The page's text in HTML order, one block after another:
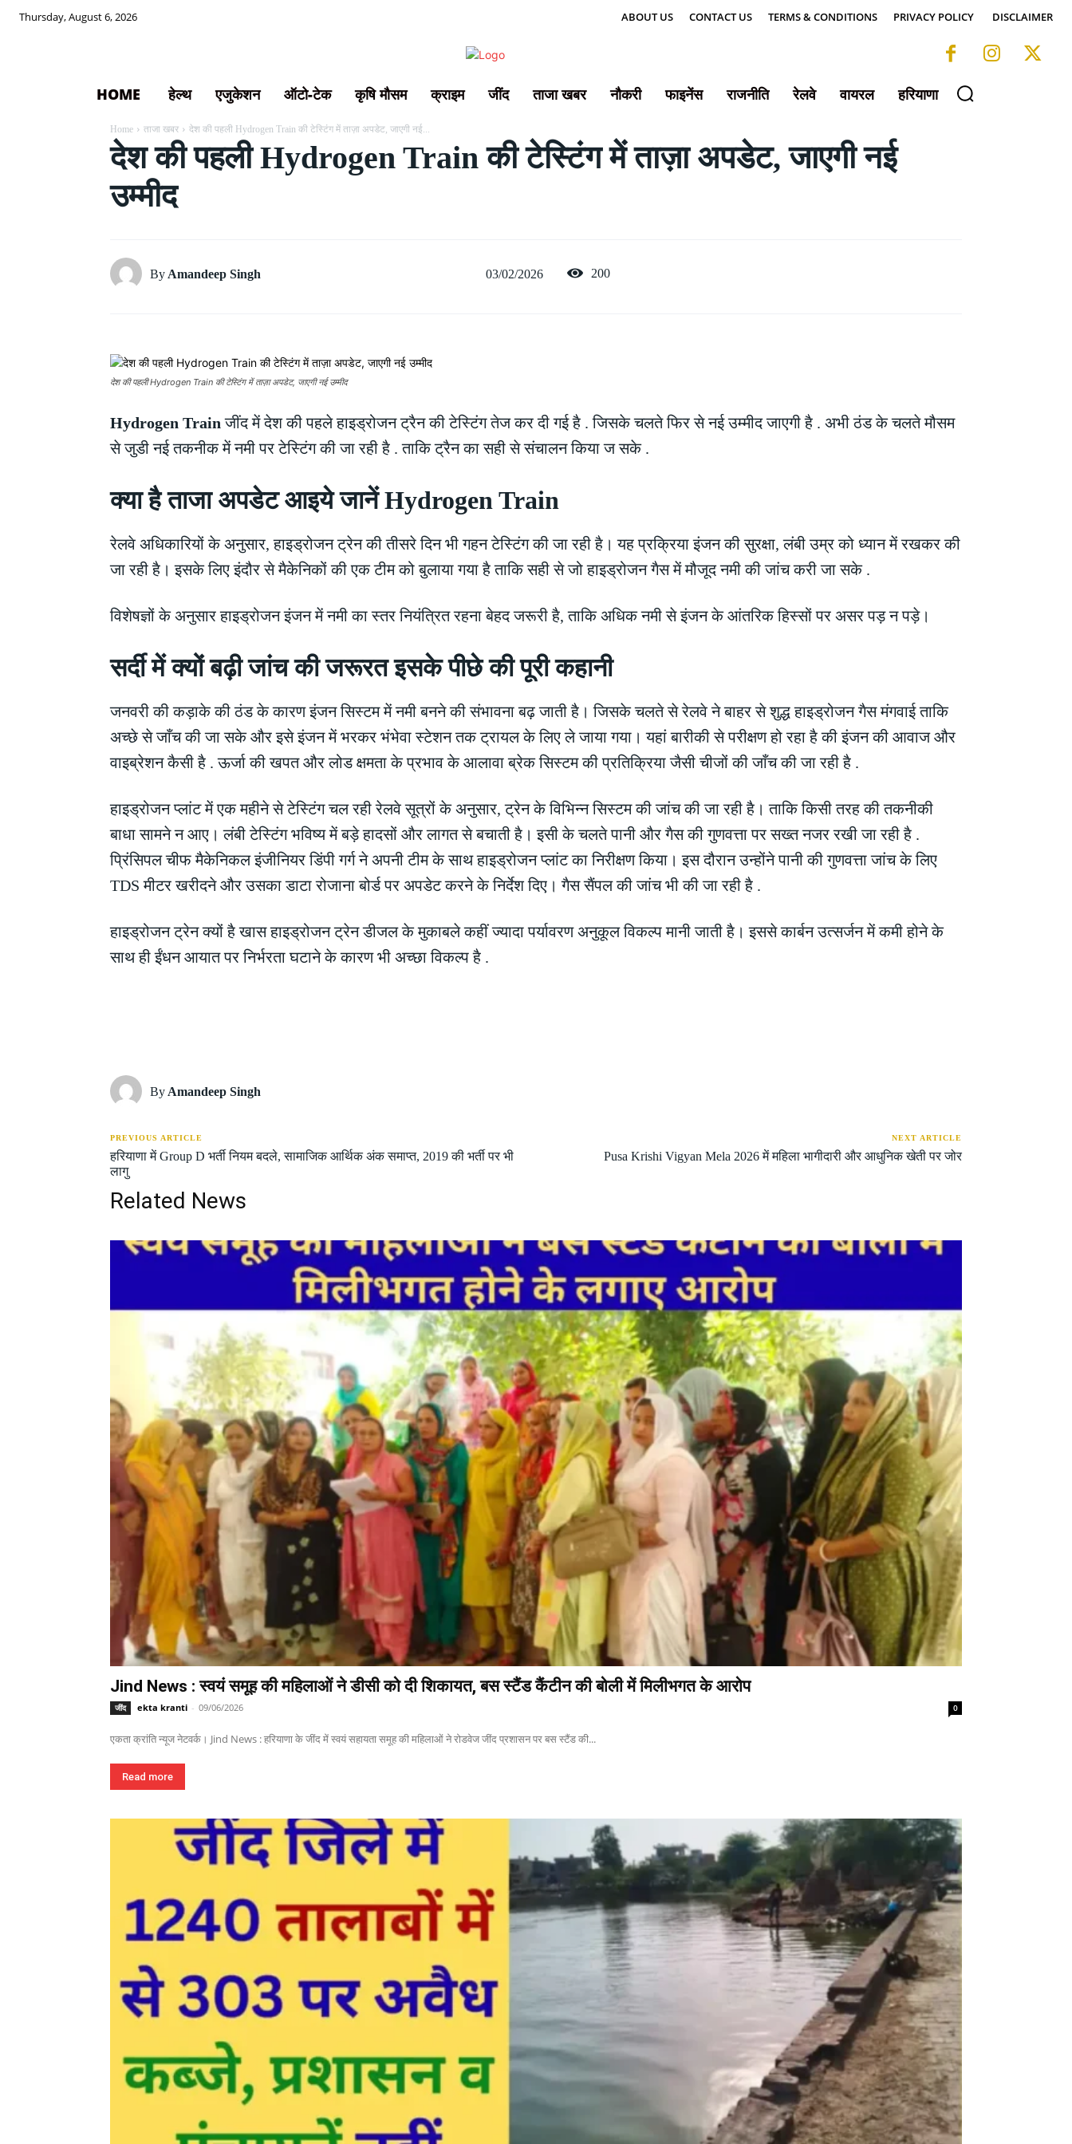
Thursday, August 6, 2026 ABOUT US CONTACT US TERMS & CONDITIONS PRIVACY POLICY DISCLAIMER
HOME हेल्थ एजुकेशन ऑटो-टेक कृषि मौसम क्राइम जींद ताजा खबर नौकरी फाइनेंस राजनीति रेलवे वायरल हरियाणा
Home ताजा खबर देश की पहली Hydrogen Train की टेस्टिंग में ताज़ा अपडेट, जाएगी नई...
देश की पहली Hydrogen Train की टेस्टिंग में ताज़ा अपडेट, जाएगी नई
उम्मीद
By Amandeep Singh 03/02/2026 200
देश की पहली Hydrogen Train की टेस्टिंग में ताज़ा अपडेट, जाएगी नई उम्मीद
Hydrogen Trainजींद में देश की पहले हाइड्रोजन ट्रैन की टेस्टिंग तेज कर दी गई है . जिसके चलते फिर से नई उम्मीद जाएगी है . अभी ठंड के चलते मौसम
से जुडी नई तकनीक में नमी पर टेस्टिंग की जा रही है . ताकि ट्रैन का सही से संचालन किया ज सके .
क्या है ताजा अपडेट आइये जानें Hydrogen Train
रेलवे अधिकारियों के अनुसार, हाइड्रोजन ट्रेन की तीसरे दिन भी गहन टेस्टिंग की जा रही है। यह प्रक्रिया इंजन की सुरक्षा, लंबी उम्र को ध्यान में रखकर की
जा रही है। इसके लिए इंदौर से मैकेनिकों की एक टीम को बुलाया गया है ताकि सही से जो हाइड्रोजन गैस में मौजूद नमी की जांच करी जा सके .
विशेषज्ञों के अनुसार हाइड्रोजन इंजन में नमी का स्तर नियंत्रित रहना बेहद जरूरी है, ताकि अधिक नमी से इंजन के आंतरिक हिस्सों पर असर पड़ न पड़े।
सर्दी में क्यों बढ़ी जांच की जरूरत इसके पीछे की पूरी कहानी
जनवरी की कड़ाके की ठंड के कारण इंजन सिस्टम में नमी बनने की संभावना बढ़ जाती है। जिसके चलते से रेलवे ने बाहर से शुद्ध हाइड्रोजन गैस मंगवाई ताकि
अच्छे से जाँच की जा सके और इसे इंजन में भरकर भंभेवा स्टेशन तक ट्रायल के लिए ले जाया गया। यहां बारीकी से परीक्षण हो रहा है की इंजन की आवाज और
वाइब्रेशन कैसी है . ऊर्जा की खपत और लोड क्षमता के प्रभाव के आलावा ब्रेक सिस्टम की प्रतिक्रिया जैसी चीजों की जाँच की जा रही है .
हाइड्रोजन प्लांट में एक महीने से टेस्टिंग चल रही रेलवे सूत्रों के अनुसार, ट्रेन के विभिन्न सिस्टम की जांच की जा रही है। ताकि किसी तरह की तकनीकी
बाधा सामने न आए। लंबी टेस्टिंग भविष्य में बड़े हादसों और लागत से बचाती है। इसी के चलते पानी और गैस की गुणवत्ता पर सख्त नजर रखी जा रही है .
प्रिंसिपल चीफ मैकेनिकल इंजीनियर डिंपी गर्ग ने अपनी टीम के साथ हाइड्रोजन प्लांट का निरीक्षण किया। इस दौरान उन्होंने पानी की गुणवत्ता जांच के लिए
TDS मीटर खरीदने और उसका डाटा रोजाना बोर्ड पर अपडेट करने के निर्देश दिए। गैस सैंपल की जांच भी की जा रही है .
हाइड्रोजन ट्रेन क्यों है खास हाइड्रोजन ट्रेन डीजल के मुकाबले कहीं ज्यादा पर्यावरण अनुकूल विकल्प मानी जाती है। इससे कार्बन उत्सर्जन में कमी होने के
साथ ही ईंधन आयात पर निर्भरता घटाने के कारण भी अच्छा विकल्प है .
By Amandeep Singh
PREVIOUS ARTICLE
हरियाणा में Group D भर्ती नियम बदले, सामाजिक आर्थिक अंक समाप्त, 2019 की भर्ती पर भी
लागु
NEXT ARTICLE
Pusa Krishi Vigyan Mela 2026 में महिला भागीदारी और आधुनिक खेती पर जोर
Related News
Jind News : स्वयं समूह की महिलाओं ने डीसी को दी शिकायत, बस स्टैंड कैंटीन की बोली में मिलीभगत के आरोप
जींद ekta kranti - 09/06/2026 0
एकता क्रांति न्यूज नेटवर्क। Jind News : हरियाणा के जींद में स्वयं सहायता समूह की महिलाओं ने रोडवेज जींद प्रशासन पर बस स्टैंड की...
Read more